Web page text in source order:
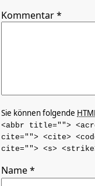
Kommentar*
Sie können folgende
<abbr title="">
cite=""> <cite>
cite=""> <s>
Name*